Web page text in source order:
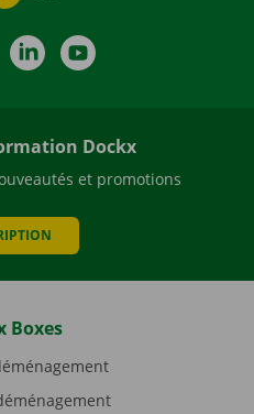
InstagramLinkedIn
Dockx
et promotions
Boxes